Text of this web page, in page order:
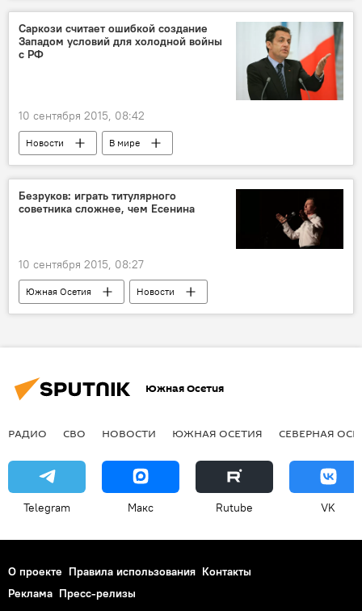
Саркози считает ошибкой создание
Западом условий для холодной войны
с РФ
10 сентября 2015, 08:42
Новости В мире
Безруков: играть титулярного
советника сложнее, чем Есенина
10 сентября 2015, 08:27
Южная Осетия Новости
Южная Осетия
РАДИО СВО НОВОСТИ ЮЖНАЯ ОСЕТИЯ СЕВЕРНАЯ
Telegram Макс Rutube VK
О проекте Правила использования Контакты
Реклама Пресс-релизы